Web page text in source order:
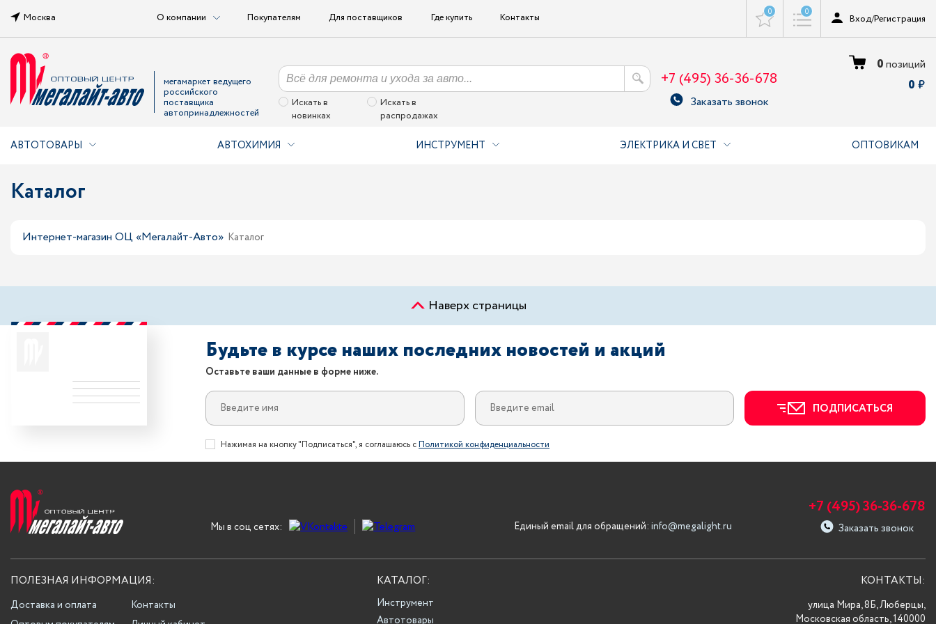
Москва О компании Покупателям Для поставщиков Где купить Контакты 0 0
Вход/Регистрация
мегамаркет ведущего
российского
поставщика
автопринадлежностей
Искать в
новинках
Искать в
распродажах
+7 (495) 36-36-678
Заказать звонок
0позиций
0
АВТОТОВАРЫ АВТОХИМИЯ ИНСТРУМЕНТ ЭЛЕКТРИКА И СВЕТ ОПТОВИКАМ
Каталог
Интернет-магазин ОЦ «Мегалайт-Авто» Каталог
Наверх страницы
Будьте в курсе наших последних новостей и акций
Оставьте ваши данные в форме ниже.
ПОДПИСАТЬСЯ
Нажимая на кнопку "Подписаться", я соглашаюсь сПолитикой конфиденциальности
Мы в соц сетях: Единый email для обращений: info@megalight.ru
+7 (495) 36-36-678
Заказать звонок
ПОЛЕЗНАЯ ИНФОРМАЦИЯ:
Доставка и оплата
Контакты
КАТАЛОГ:
Инструмент
Автотовары
КОНТАКТЫ:
улица Мира, 8Б, Люберцы,
Московская область, 140000